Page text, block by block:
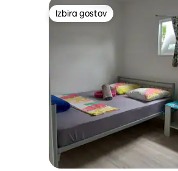
Izbira gostov
Izbira gostov